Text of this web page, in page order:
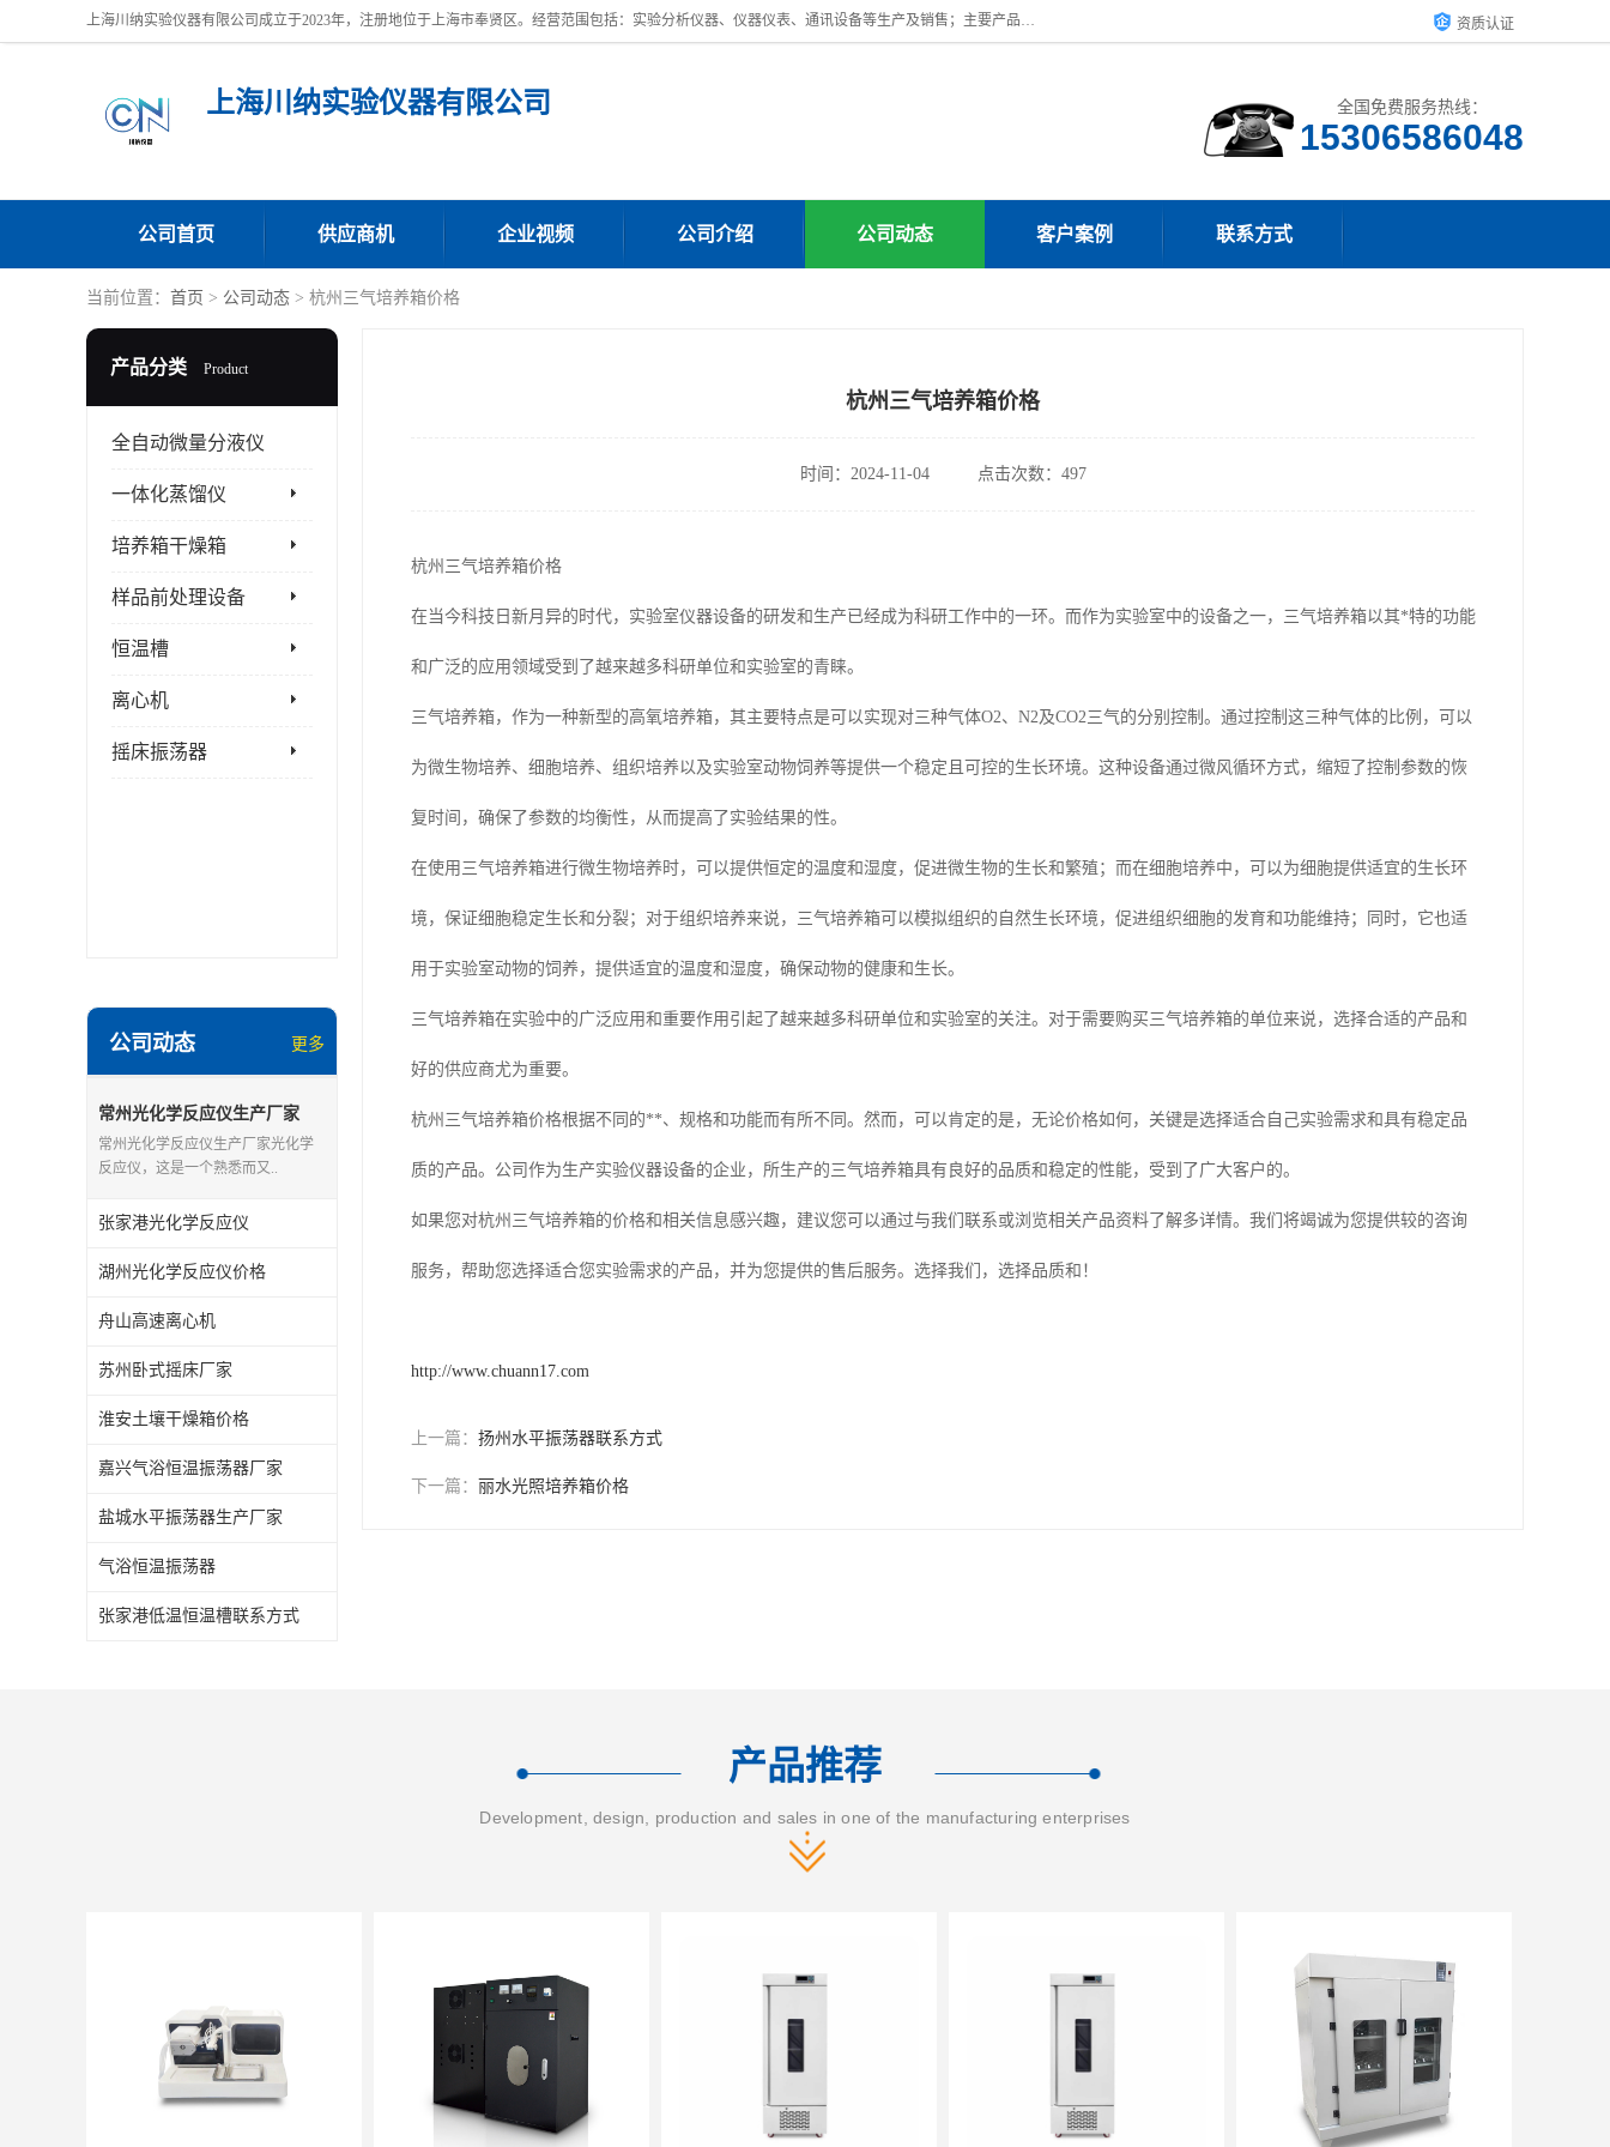
上海川纳实验仪器有限公司成立于2023年，注册地位于上海市奉贤区。经营范围包括：实验分析仪器、仪器仪表、通讯设备等生产及销售；主要产品有：全自动微量分液仪，一体化蒸馏仪，氟化物蒸馏仪，培养箱干燥箱，人工气候箱，生化培养箱，二氧化碳培养箱，厌氧培养箱，三气培养箱，光照培养箱等。 资质认证
上海川纳实验仪器有限公司 全国免费服务热线：
15306586048
公司首页 供应商机 企业视频 公司介绍 公司动态 客户案例 联系方式
当前位置： 首页 > 公司动态 > 杭州三气培养箱价格
产品分类 Product
全自动微量分液仪
一体化蒸馏仪
培养箱干燥箱
样品前处理设备
恒温槽
离心机
摇床振荡器
公司动态 更多
常州光化学反应仪生产厂家
常州光化学反应仪生产厂家光化学
反应仪，这是一个熟悉而又..
张家港光化学反应仪
湖州光化学反应仪价格
舟山高速离心机
苏州卧式摇床厂家
淮安土壤干燥箱价格
嘉兴气浴恒温振荡器厂家
盐城水平振荡器生产厂家
气浴恒温振荡器
张家港低温恒温槽联系方式
杭州三气培养箱价格
时间：2024-11-04 点击次数：497
杭州三气培养箱价格
在当今科技日新月异的时代，实验室仪器设备的研发和生产已经成为科研工作中的一环。而作为实验室中的设备之一，三气培养箱以其*特的功能
和广泛的应用领域受到了越来越多科研单位和实验室的青睐。
三气培养箱，作为一种新型的高氧培养箱，其主要特点是可以实现对三种气体O2、N2及CO2三气的分别控制。通过控制这三种气体的比例，可以
为微生物培养、细胞培养、组织培养以及实验室动物饲养等提供一个稳定且可控的生长环境。这种设备通过微风循环方式，缩短了控制参数的恢
复时间，确保了参数的均衡性，从而提高了实验结果的性。
在使用三气培养箱进行微生物培养时，可以提供恒定的温度和湿度，促进微生物的生长和繁殖；而在细胞培养中，可以为细胞提供适宜的生长环
境，保证细胞稳定生长和分裂；对于组织培养来说，三气培养箱可以模拟组织的自然生长环境，促进组织细胞的发育和功能维持；同时，它也适
用于实验室动物的饲养，提供适宜的温度和湿度，确保动物的健康和生长。
三气培养箱在实验中的广泛应用和重要作用引起了越来越多科研单位和实验室的关注。对于需要购买三气培养箱的单位来说，选择合适的产品和
好的供应商尤为重要。
杭州三气培养箱价格根据不同的**、规格和功能而有所不同。然而，可以肯定的是，无论价格如何，关键是选择适合自己实验需求和具有稳定品
质的产品。公司作为生产实验仪器设备的企业，所生产的三气培养箱具有良好的品质和稳定的性能，受到了广大客户的。
如果您对杭州三气培养箱的价格和相关信息感兴趣，建议您可以通过与我们联系或浏览相关产品资料了解多详情。我们将竭诚为您提供较的咨询
服务，帮助您选择适合您实验需求的产品，并为您提供的售后服务。选择我们，选择品质和！
http://www.chuann17.com
上一篇： 扬州水平振荡器联系方式
下一篇： 丽水光照培养箱价格
产品推荐
Development, design, production and sales in one of the manufacturing enterprises